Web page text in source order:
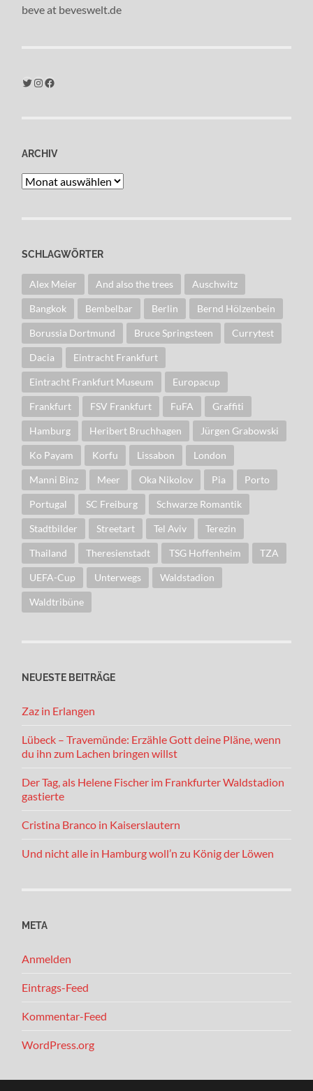
beve at beveswelt.de
Twitter Instagram Facebook
ARCHIV
Archiv
SCHLAGWÖRTER
Alex Meier And also the trees Auschwitz
Bangkok Bembelbar Berlin Bernd Hölzenbein
Borussia Dortmund Bruce Springsteen Currytest
Dacia Eintracht Frankfurt
Eintracht Frankfurt Museum Europacup
Frankfurt FSV Frankfurt FuFA Graffiti
Hamburg Heribert Bruchhagen Jürgen Grabowski
Ko Payam Korfu Lissabon London
Manni Binz Meer Oka Nikolov Pia Porto
Portugal SC Freiburg Schwarze Romantik
Stadtbilder Streetart Tel Aviv Terezin
Thailand Theresienstadt TSG Hoffenheim TZA
UEFA-Cup Unterwegs Waldstadion
Waldtribüne
NEUESTE BEITRÄGE
Zaz in Erlangen
Lübeck – Travemünde: Erzähle Gott deine Pläne, wenn
du ihn zum Lachen bringen willst
Der Tag, als Helene Fischer im Frankfurter Waldstadion
gastierte
Cristina Branco in Kaiserslautern
Und nicht alle in Hamburg woll’n zu König der Löwen
META
Anmelden
Eintrags-Feed
Kommentar-Feed
WordPress.org